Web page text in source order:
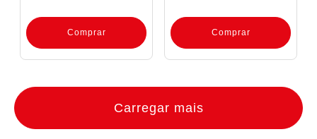
Comprar Comprar
Carregar mais